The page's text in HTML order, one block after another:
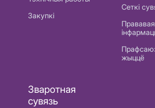
Закупкі
Сеткі
Прававая
жыццё
Зваротная
сувязь